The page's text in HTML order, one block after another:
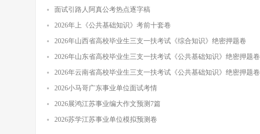
面试引路人阿真公考热点逐字稿
2026年上《公共基础知识》考前十套卷
2026年山西省高校毕业生三支一扶考试《综合知识》绝密押题卷
2026年山东省高校毕业生三支一扶考试《公共基础知识》绝密押题卷
2026年云南省高校毕业生三支一扶考试《公共基础知识》绝密押题卷
2026小马哥广东事业单位面试考情
2026展鸿江苏事业编大作文预测7篇
2026苏学江苏事业单位模拟预测卷